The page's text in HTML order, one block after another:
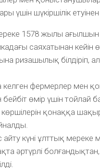
үшін шүкіршілік
1578 жылы ағылшын
саяхатынан кейін
ризашылық білдіріп,
келген фермерлер мен
өмір үшін тойлай
қонаққа
күні ұлттық мереке
әртүрлі